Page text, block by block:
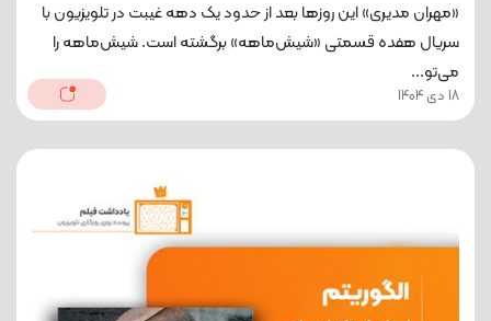
«مهران مدیری» این روزها بعد از حدود یک دهه غیبت در تلویزیون با
سریال هفده قسمتی «شیش‌ماهه» برگشته است. شیش‌ماهه را
می‌تو...
18 دی 1404